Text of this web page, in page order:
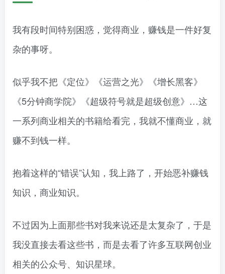
我有段时间特别困惑，觉得商业，赚钱是一件好复
杂的事呀。
似乎我不把《定位》《运营之光》《增长黑客》
《5分钟商学院》《超级符号就是超级创意》…这
一系列商业相关的书籍给看完，我就不懂商业，就
赚不到钱一样。
抱着这样的“错误”认知，我上路了，开始恶补赚钱
知识，商业知识。
不过因为上面那些书对我来说还是太复杂了，于是
我没直接去看这些书，而是去看了许多互联网创业
相关的公众号、知识星球。